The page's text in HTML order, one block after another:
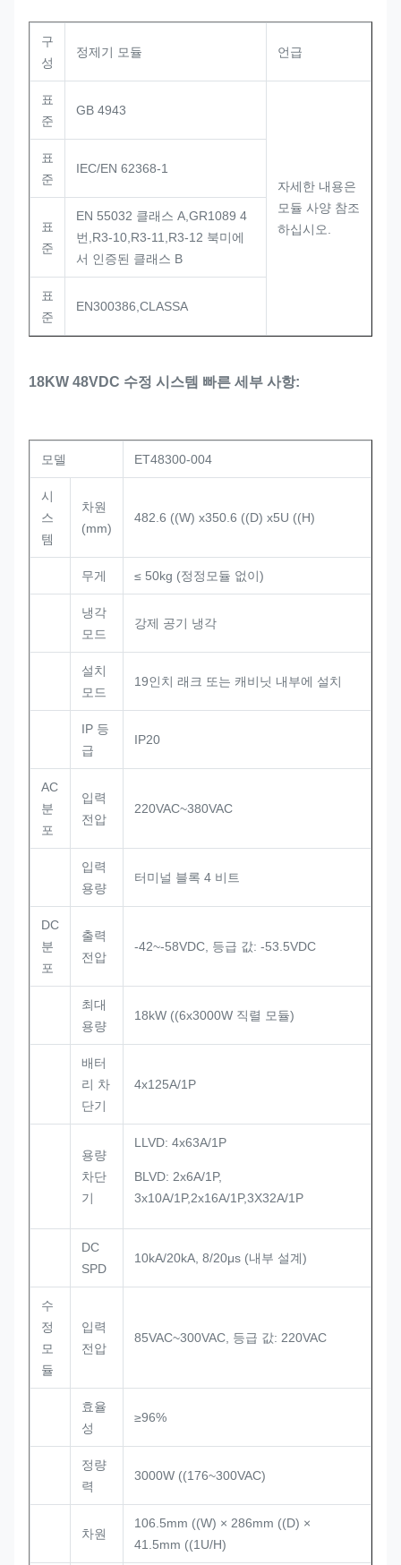
구
성
정제기 모듈 언급
표
준
GB 4943
자세한 내용은
모듈 사양 참조
하십시오.
표
준
IEC/EN 62368-1
표
준
EN 55032 클래스 A,GR1089 4
번,R3-10,R3-11,R3-12 북미에
서 인증된 클래스 B
표
준
EN300386,CLASSA
18KW 48VDC 수정 시스템 빠른 세부 사항:
모델 ET48300-004
시
스
템
차원
(mm)
482.6 ((W) x350.6 ((D) x5U ((H)
무게 ≤ 50kg (정정모듈 없이)
냉각
모드
강제 공기 냉각
설치
모드
19인치 래크 또는 캐비닛 내부에 설치
IP 등
급
IP20
AC
분
포
입력
전압
220VAC~380VAC
입력
용량
터미널 블록 4 비트
DC
분
포
출력
전압
-42~-58VDC, 등급 값: -53.5VDC
최대
용량
18kW ((6x3000W 직렬 모듈)
배터
리 차
단기
4x125A/1P
용량
차단
기
LLVD: 4x63A/1P
BLVD: 2x6A/1P,
3x10A/1P,2x16A/1P,3X32A/1P
DC
SPD
10kA/20kA, 8/20μs (내부 설계)
수
정
모
듈
입력
전압
85VAC~300VAC, 등급 값: 220VAC
효율
성
≥96%
정량
력
3000W ((176~300VAC)
차원
106.5mm ((W) × 286mm ((D) ×
41.5mm ((1U/H)